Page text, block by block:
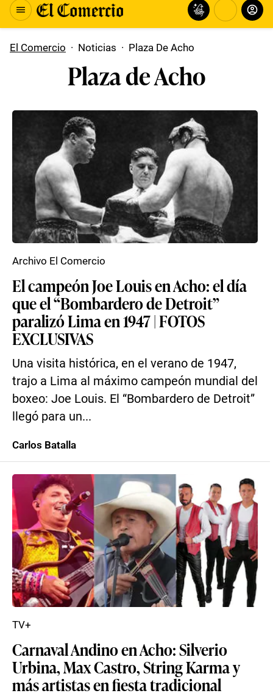
El Comercio · Noticias · Plaza De Acho
Plaza de Acho
El campeón Joe Louis en Acho: el día
que el “Bombardero de Detroit”
paralizó Lima en 1947 | FOTOS
EXCLUSIVAS
Una visita histórica, en el verano de 1947,
trajo a Lima al máximo campeón mundial del
boxeo: Joe Louis. El “Bombardero de Detroit”
llegó para un...
Archivo El Comercio
Carlos Batalla
Carnaval Andino en Acho: Silverio
Urbina, Max Castro, String Karma y
más artistas en fiesta tradicional
TV+